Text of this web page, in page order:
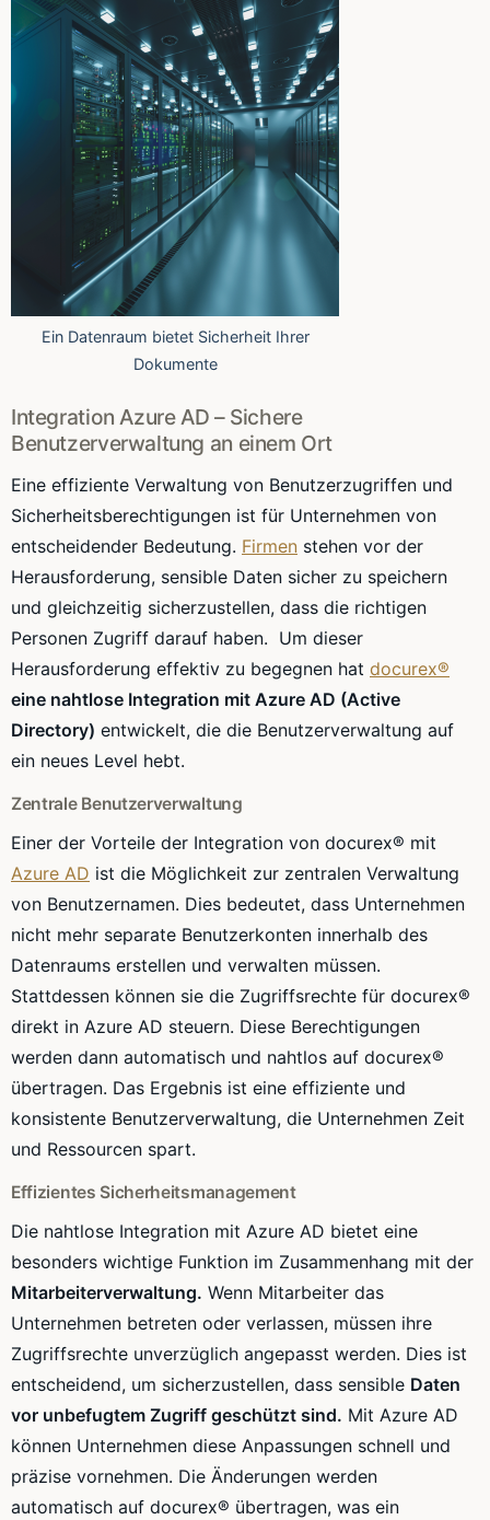
Ein Datenraum bietet Sicherheit Ihrer
Dokumente
Integration Azure AD – Sichere
Benutzerverwaltung an einem Ort
Eine effiziente Verwaltung von Benutzerzugriffen und
Sicherheitsberechtigungen ist für Unternehmen von
entscheidender Bedeutung. Firmen stehen vor der
Herausforderung, sensible Daten sicher zu speichern
und gleichzeitig sicherzustellen, dass die richtigen
Personen Zugriff darauf haben. Um dieser
Herausforderung effektiv zu begegnen hat docurex®
eine nahtlose Integration mit Azure AD (Active
Directory) entwickelt, die die Benutzerverwaltung auf
ein neues Level hebt.
Zentrale Benutzerverwaltung
Einer der Vorteile der Integration von docurex® mit
Azure AD ist die Möglichkeit zur zentralen Verwaltung
von Benutzernamen. Dies bedeutet, dass Unternehmen
nicht mehr separate Benutzerkonten innerhalb des
Datenraums erstellen und verwalten müssen.
Stattdessen können sie die Zugriffsrechte für docurex®
direkt in Azure AD steuern. Diese Berechtigungen
werden dann automatisch und nahtlos auf docurex®
übertragen. Das Ergebnis ist eine effiziente und
konsistente Benutzerverwaltung, die Unternehmen Zeit
und Ressourcen spart.
Effizientes Sicherheitsmanagement
Die nahtlose Integration mit Azure AD bietet eine
besonders wichtige Funktion im Zusammenhang mit der
Mitarbeiterverwaltung. Wenn Mitarbeiter das
Unternehmen betreten oder verlassen, müssen ihre
Zugriffsrechte unverzüglich angepasst werden. Dies ist
entscheidend, um sicherzustellen, dass sensible Daten
vor unbefugtem Zugriff geschützt sind. Mit Azure AD
können Unternehmen diese Anpassungen schnell und
präzise vornehmen. Die Änderungen werden
automatisch auf docurex® übertragen, was ein